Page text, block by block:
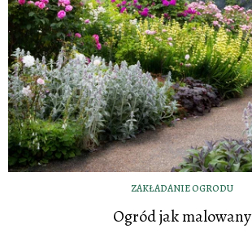
ZAKŁADANIE OGRODU
Ogród jak malowany